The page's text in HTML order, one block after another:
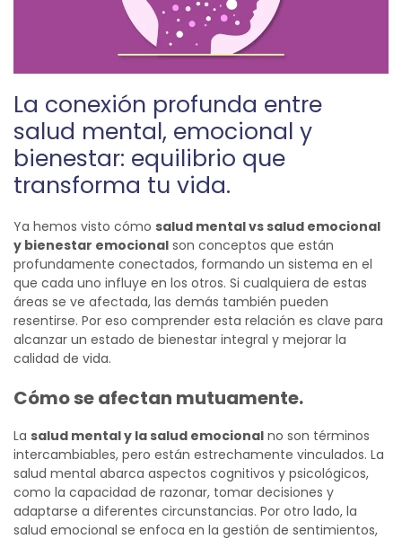
La conexión profunda entre
salud mental, emocional y
bienestar: equilibrio que
transforma tu vida.
Ya hemos visto cómo salud mental vs salud emocional
y bienestar emocional son conceptos que están
profundamente conectados, formando un sistema en el
que cada uno influye en los otros. Si cualquiera de estas
áreas se ve afectada, las demás también pueden
resentirse. Por eso comprender esta relación es clave para
alcanzar un estado de bienestar integral y mejorar la
calidad de vida.
Cómo se afectan mutuamente.
La salud mental y la salud emocional no son términos
intercambiables, pero están estrechamente vinculados. La
salud mental abarca aspectos cognitivos y psicológicos,
como la capacidad de razonar, tomar decisiones y
adaptarse a diferentes circunstancias. Por otro lado, la
salud emocional se enfoca en la gestión de sentimientos,